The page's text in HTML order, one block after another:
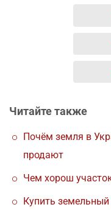
Читайте также
Почём земля в
продают
Чем хорош
Купить